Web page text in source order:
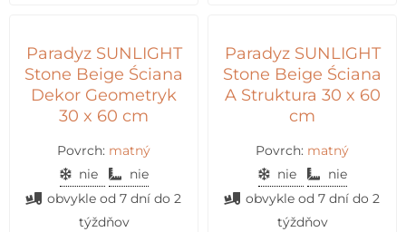
Paradyz SUNLIGHT
Stone Beige Ściana
Dekor Geometryk
30 x 60 cm
Povrch: matný
nie
nie
obvykle od 7 dní do 2
týždňov
Paradyz SUNLIGHT
Stone Beige Ściana
A Struktura 30 x 60
cm
Povrch: matný
nie
nie
obvykle od 7 dní do 2
týždňov